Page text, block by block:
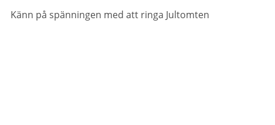
Känn på spänningen med att ringa Jultomten